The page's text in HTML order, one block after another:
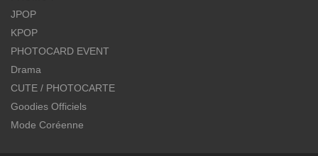
JPOP
KPOP
PHOTOCARD EVENT
Drama
CUTE / PHOTOCARTE
Goodies Officiels
Mode Coréenne